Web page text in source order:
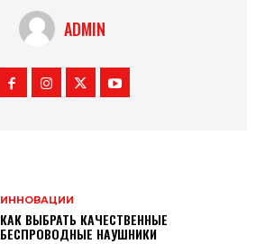
ADMIN
ИННОВАЦИИ
КАК ВЫБРАТЬ КАЧЕСТВЕННЫЕ
БЕСПРОВОДНЫЕ НАУШНИКИ